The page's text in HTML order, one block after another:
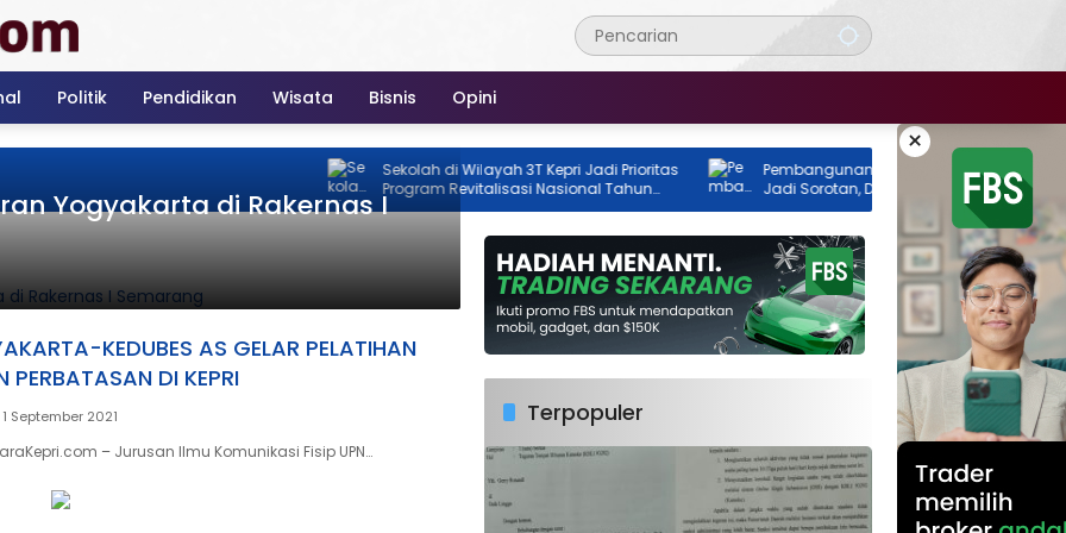
Politik Pendidikan Wisata Bisnis Opini
×
Sekolah di Wilayah 3T Kepri Jadi Prioritas
Program Revitalisasi Nasional Tahun
2026
Pembangunan GOR Tenis Rimba Jaya
Jadi Sorotan, Dua Instansi Klaim Belum
Ada Izin
Yogyakarta di Rakernas I
KEDUBES AS GELAR PELATIHAN
DI KEPRI
September 2021
– Jurusan Ilmu Komunikasi Fisip UPN…
Terpopuler